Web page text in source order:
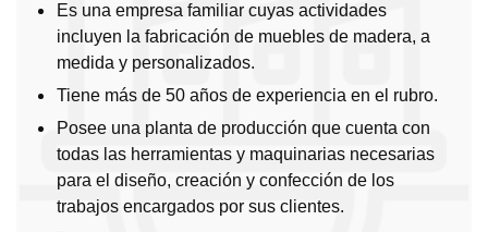
Es una empresa familiar cuyas actividades
incluyen la fabricación de muebles de madera, a
medida y personalizados.
Tiene más de 50 años de experiencia en el rubro.
Posee una planta de producción que cuenta con
todas las herramientas y maquinarias necesarias
para el diseño, creación y confección de los
trabajos encargados por sus clientes.